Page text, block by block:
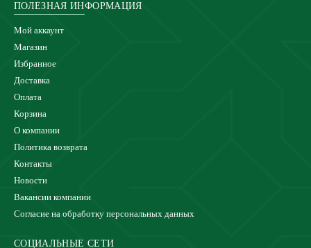
ПОЛЕЗНАЯ ИНФОРМАЦИЯ
Мой аккаунт
Магазин
Избранное
Доставка
Оплата
Корзина
О компании
Политика возврата
Контакты
Новости
Вакансии компании
Согласие на обработку персональных данных
СОЦИАЛЬНЫЕ СЕТИ